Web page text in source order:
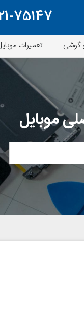
75147
گوشی تعمیرات
موبایل